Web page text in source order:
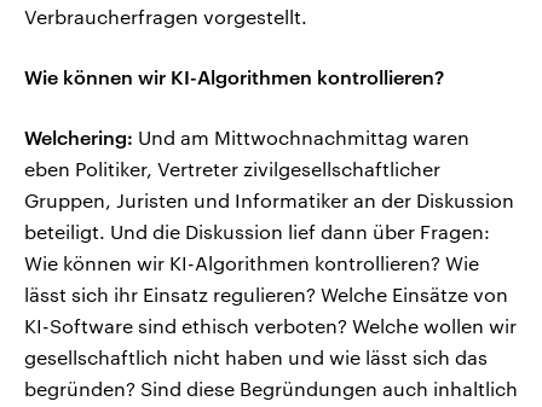
Verbraucherfragen vorgestellt.
Wie können wir KI-Algorithmen kontrollieren?
Welchering: Und am Mittwochnachmittag waren
eben Politiker, Vertreter zivilgesellschaftlicher
Gruppen, Juristen und Informatiker an der Diskussion
beteiligt. Und die Diskussion lief dann über Fragen:
Wie können wir KI-Algorithmen kontrollieren? Wie
lässt sich ihr Einsatz regulieren? Welche Einsätze von
KI-Software sind ethisch verboten? Welche wollen wir
gesellschaftlich nicht haben und wie lässt sich das
begründen? Sind diese Begründungen auch inhaltlich